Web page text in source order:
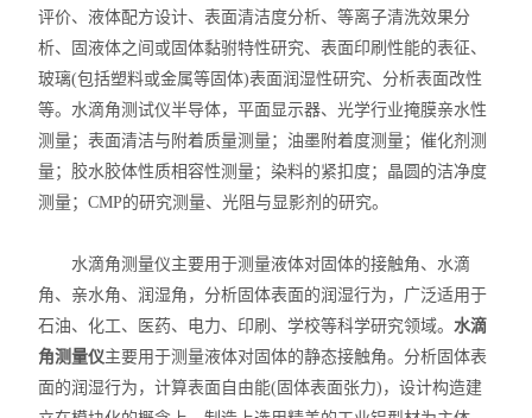
扫描电镜（SEM）
电化学工作站
X荧光光谱XRF能量色散型
分析仪器-光谱
等离子清洗机
代理产品
光学显微镜
评价、液体配方设计、表面清洁度分析、等离子清洗效果分
析、固液体之间或固体黏驸特性研究、表面印刷性能的表征、
玻璃(包括塑料或金属等固体)表面润湿性研究、分析表面改性
等。水滴角测试仪半导体，平面显示器、光学行业掩膜亲水性
测量；表面清洁与附着质量测量；油墨附着度测量；催化剂测
量；胶水胶体性质相容性测量；染料的紧扣度；晶圆的洁净度
测量；CMP的研究测量、光阻与显影剂的研究。
水滴角测量仪主要用于测量液体对固体的接触角、水滴
角、亲水角、润湿角，分析固体表面的润湿行为，广泛适用于
石油、化工、医药、电力、印刷、学校等科学研究领域。水滴
角测量仪主要用于测量液体对固体的静态接触角。分析固体表
面的润湿行为，计算表面自由能(固体表面张力)，设计构造建